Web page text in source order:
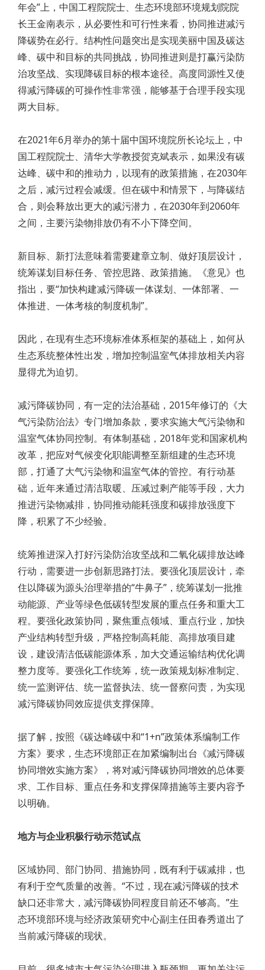
年会”上，中国工程院院士、生态环境部环境规划院院
长王金南表示，从必要性和可行性来看，协同推进减污
降碳势在必行。结构性问题突出是实现美丽中国及碳达
峰、碳中和目标的共同挑战，协同推进则是打赢污染防
治攻坚战、实现降碳目标的根本途径。高度同源性又使
得减污降碳的可操作性非常强，能够基于合理手段实现
两大目标。
在2021年6月举办的第十届中国环境院所长论坛上，中
国工程院院士、清华大学教授贺克斌表示，如果没有碳
达峰、碳中和的推动力，以现有的政策措施，在2030年
之后，减污过程会减缓。但在碳中和情景下，与降碳结
合，则会释放出更大的减污潜力，在2030年到2060年
之间，主要污染物排放仍有不小下降空间。
新目标、新打法意味着需要建章立制、做好顶层设计，
统筹谋划目标任务、管控思路、政策措施。《意见》也
指出，要“加快构建减污降碳一体谋划、一体部署、一
体推进、一体考核的制度机制”。
因此，在现有生态环境标准体系框架的基础上，如何从
生态系统整体性出发，增加控制温室气体排放相关内容
显得尤为迫切。
减污降碳协同，有一定的法治基础，2015年修订的《大
气污染防治法》专门增加条款，要求实施大气污染物和
温室气体协同控制。有体制基础，2018年党和国家机构
改革，把应对气候变化职能调整至新组建的生态环境
部，打通了大气污染物和温室气体的管控。有行动基
础，近年来通过清洁取暖、压减过剩产能等手段，大力
推进污染物减排，协同推动能耗强度和碳排放强度下
降，积累了不少经验。
统筹推进深入打好污染防治攻坚战和二氧化碳排放达峰
行动，需要进一步创新思路打法。要强化顶层设计，牵
住以降碳为源头治理举措的“牛鼻子”，统筹谋划一批推
动能源、产业等绿色低碳转型发展的重点任务和重大工
程。要强化政策协同，聚焦重点领域、重点行业，加快
产业结构转型升级，严格控制高耗能、高排放项目建
设，建设清洁低碳能源体系，加大交通运输结构优化调
整力度等。要强化工作统筹，统一政策规划标准制定、
统一监测评估、统一监督执法、统一督察问责，为实现
减污降碳协同效应提供支撑保障。
据了解，按照《碳达峰碳中和“1+n”政策体系编制工作
方案》要求，生态环境部正在加紧编制出台《减污降碳
协同增效实施方案》，将对减污降碳协同增效的总体要
求、工作目标、重点任务和支撑保障措施等主要内容予
以明确。
地方与企业积极行动示范试点
区域协同、部门协同、措施协同，既有利于碳减排，也
有利于空气质量的改善。“不过，现在减污降碳的技术
缺口还非常大，减污降碳协同程度目前还不够高。”生
态环境部环境与经济政策研究中心副主任田春秀道出了
当前减污降碳的现状。